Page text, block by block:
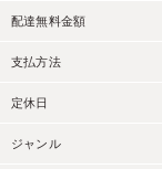
配達無料金額
支払方法
定休日
ジャンル